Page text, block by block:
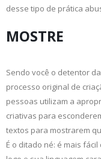
desse tipo de prática
MOSTRE
Sendo você o detentor
processo original de
pessoas utilizam a
criativas para
textos para mostrarem
É o ditado né: é mais